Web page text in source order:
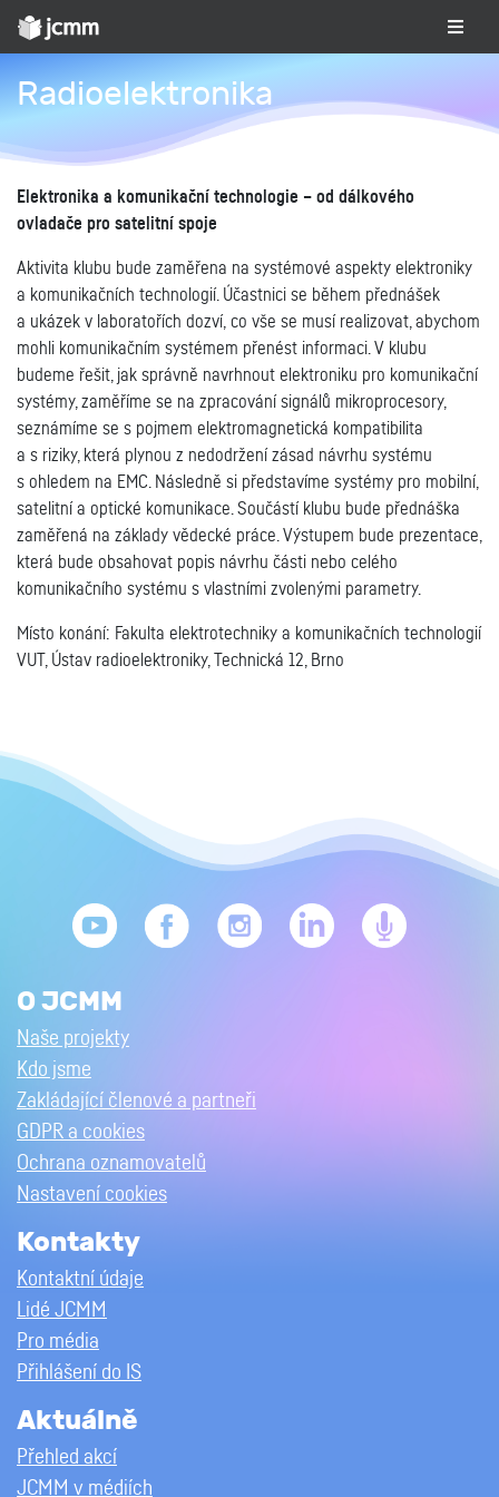
Radioelektronika
Elektronika a komunikační technologie – od dálkového
ovladače pro satelitní spoje
Aktivita klubu bude zaměřena na systémové aspekty elektroniky
a komunikačních technologií. Účastnici se během přednášek
a ukázek v laboratořích dozví, co vše se musí realizovat, abychom
mohli komunikačním systémem přenést informaci. V klubu
budeme řešit, jak správně navrhnout elektroniku pro komunikační
systémy, zaměříme se na zpracování signálů mikroprocesory,
seznámíme se s pojmem elektromagnetická kompatibilita
a s riziky, která plynou z nedodržení zásad návrhu systému
s ohledem na EMC. Následně si představíme systémy pro mobilní,
satelitní a optické komunikace. Součástí klubu bude přednáška
zaměřená na základy vědecké práce. Výstupem bude prezentace,
která bude obsahovat popis návrhu části nebo celého
komunikačního systému s vlastními zvolenými parametry.
Místo konání: Fakulta elektrotechniky a komunikačních technologií
VUT, Ústav radioelektroniky, Technická 12, Brno
O JCMM
Naše projekty
Kdo jsme
Zakládající členové a partneři
GDPR a cookies
Ochrana oznamovatelů
Nastavení cookies
Kontakty
Kontaktní údaje
Lidé JCMM
Pro média
Přihlášení do IS
Aktuálně
Přehled akcí
JCMM v médiích